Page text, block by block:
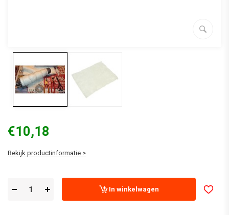
€10,18
Bekijk productinformatie >
In winkelwagen